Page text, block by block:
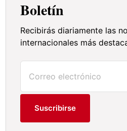
Boletín
Recibirás diariamente las
internacionales más
Suscribirse